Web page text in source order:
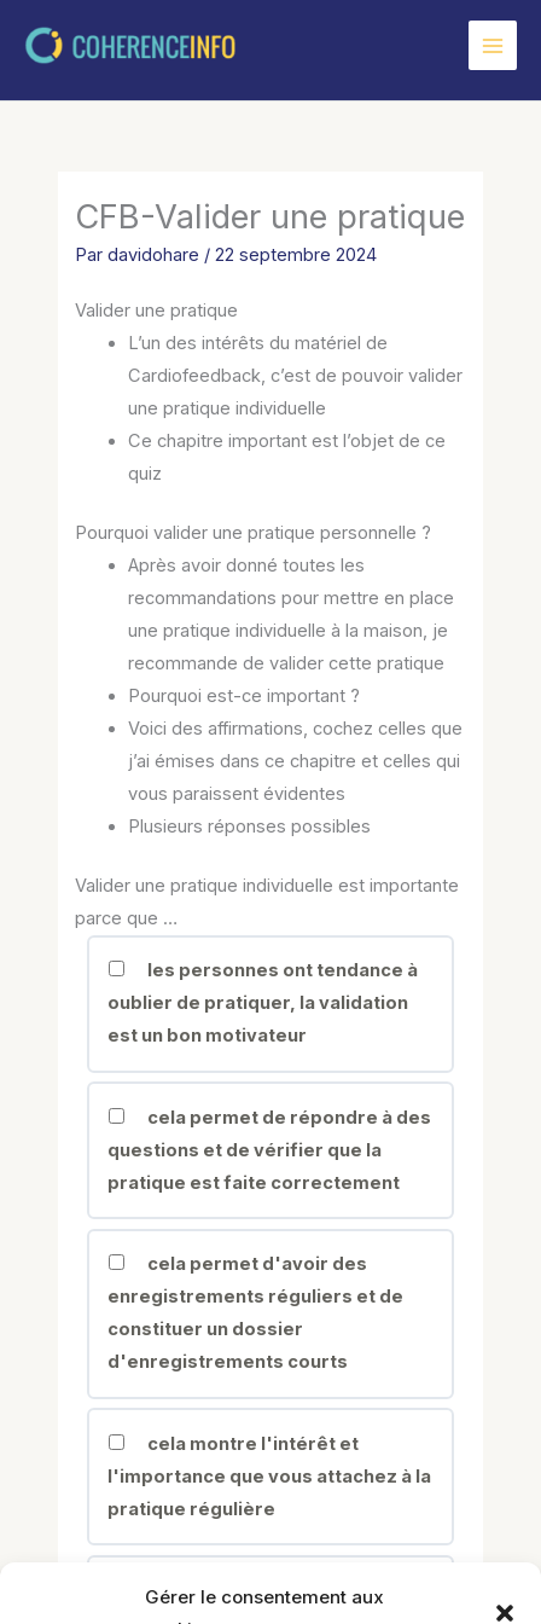
Gérer le consentement aux
CFB-Valider une pratique
Pardavidohare /22 septembre 2024
Valider une pratique
L’un des intérêts du matériel de
Cardiofeedback, c’est de pouvoir valider
une pratique individuelle
Ce chapitre important est l’objet de ce
quiz
Pourquoi valider une pratique personnelle ?
Après avoir donné toutes les
recommandations pour mettre en place
une pratique individuelle à la maison, je
recommande de valider cette pratique
Pourquoi est-ce important ?
Voici des affirmations, cochez celles que
j’ai émises dans ce chapitre et celles qui
vous paraissent évidentes
Plusieurs réponses possibles
Valider une pratique individuelle est importante
parce que …
les personnes ont tendance à
oublier de pratiquer, la validation
est un bon motivateur
cela permet de répondre à des
questions et de vérifier que la
pratique est faite correctement
cela permet d'avoir des
enregistrements réguliers et de
constituer un dossier
d'enregistrements courts
cela montre l'intérêt et
l'importance que vous attachez à la
pratique régulière
cela permet de démarrer toute